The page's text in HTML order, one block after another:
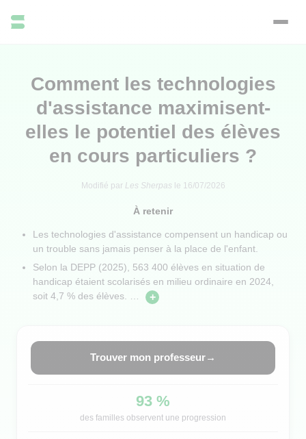
Comment les technologies
d'assistance maximisent-
elles le potentiel des élèves
en cours particuliers ?
Modifié par Les Sherpas le 16/07/2026
À retenir
Les technologies d'assistance compensent un handicap ou
un trouble sans jamais penser à la place de l'enfant.
Selon la DEPP (2025), 563 400 élèves en situation de
handicap étaient scolarisés en milieu ordinaire en 2024,
soit 4,7 % des élèves. … +
93 %
des familles observent une progression
Trouver mon professeur→